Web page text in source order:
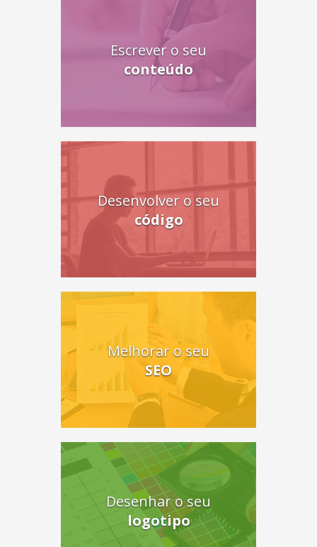
Escrever o seu
conteúdo
Desenvolver o seu
código
Melhorar o seu
SEO
Desenhar o seu
logotipo